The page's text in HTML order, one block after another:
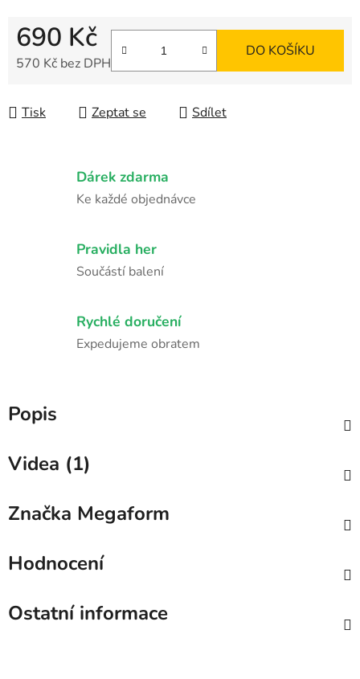
690 Kč
570 Kč bez DPH
DO KOŠÍKU
Tisk Zeptat se Sdílet
Dárek zdarma
Ke každé objednávce
Pravidla her
Součástí balení
Rychlé doručení
Expedujeme obratem
Popis
Videa (1)
Značka Megaform
Hodnocení
Ostatní informace